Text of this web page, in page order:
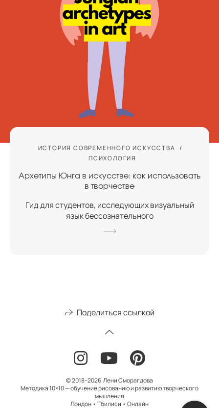
ИСТОРИЯ СОВРЕМЕННОГО ИСКУССТВА
ПСИХОЛОГИЯ
Архетипы Юнга в искусстве: как использовать
в творчестве
Гид для студентов, исследующих визуальный
язык бессознательного
Поделиться ссылкой
© 2018–2026 Лени Сморагдова
Методика 10×10 — обучение рисованию и развитию творческого
мышления
Лондон • Тбилиси • Онлайн